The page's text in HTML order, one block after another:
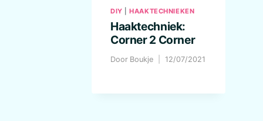
DIY |HAAKTECHNIEKEN
Haaktechniek:
Corner 2 Corner
Door Boukje 12/07/2021